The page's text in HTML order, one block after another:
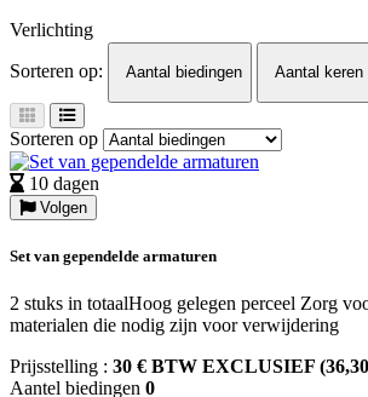
Verlichting
Sorteren op:
Aantal biedingen Aantal keren
Sorteren op
10 dagen
Volgen
Set van gependelde armaturen
2 stuks in totaalHoog gelegen perceel Zorg
materialen die nodig zijn voor verwijdering
Prijsstelling : 30 € BTW EXCLUSIEF
Aantel biedingen 0